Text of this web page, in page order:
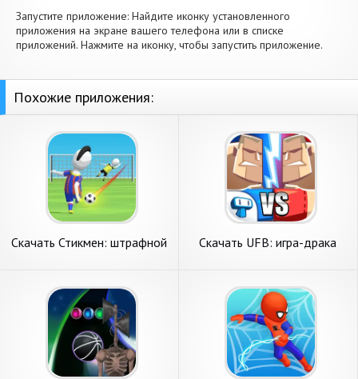
Запустите приложение: Найдите иконку установленного
приложения на экране вашего телефона или в списке
приложений. Нажмите на иконку, чтобы запустить приложение.
Похожие приложения:
Скачать Стикмен: штрафной
Скачать UFB: игра-драка
на Андроид